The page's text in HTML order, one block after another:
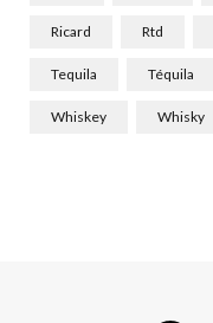
Ricard Rtd
Tequila Téquila
Whiskey Whisky